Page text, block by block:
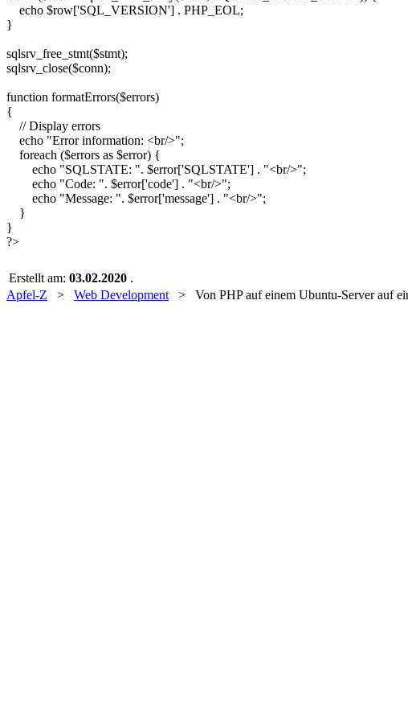
echo $row['SQL_VERSION'] . PHP_EOL;
}
sqlsrv_free_stmt($stmt);
sqlsrv_close($conn);
function formatErrors($errors)
{
// Display errors
echo "Error information: <br/>";
foreach ($errors as $error) {
echo "SQLSTATE: ". $error['SQLSTATE'] . "<br/>";
echo "Code: ". $error['code'] . "<br/>";
echo "Message: ". $error['message'] . "<br/>";
}
}
?>
Erstellt am: 03.02.2020 .
Apfel-Z > Web Development > Von PHP auf einem Ubuntu-Server auf